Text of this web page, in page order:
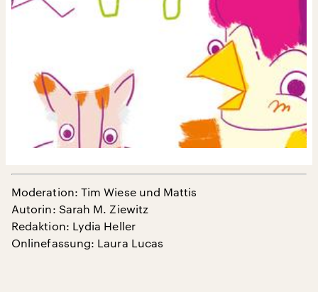
Moderation: Tim Wiese und Mattis
Autorin: Sarah M. Ziewitz
Redaktion: Lydia Heller
Onlinefassung: Laura Lucas